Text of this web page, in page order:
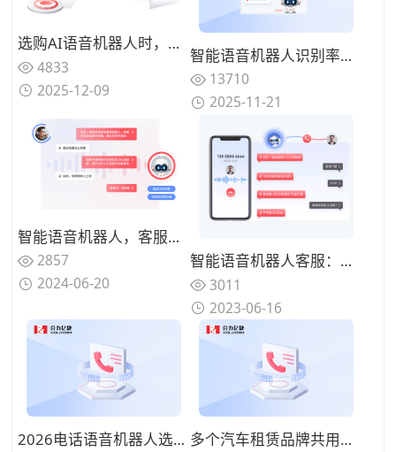
选购AI语音机器人时，哪些技术指标值得重点关注？
4833
2025-12-09
智能语音机器人识别率测评：这5家厂商在嘈杂环境与专业术语场景下的精准度对比
13710
2025-11-21
智能语音机器人，客服营销双管齐下
2857
2024-06-20
智能语音机器人客服：自动化处理客户服务，提高效率和降低成本
3011
2023-06-16
2026电话语音机器人选型指南：大容量与低成本方案的适用边界 多个汽车租赁品牌共用一条热线，语音客服如何识别客户并准确转接？